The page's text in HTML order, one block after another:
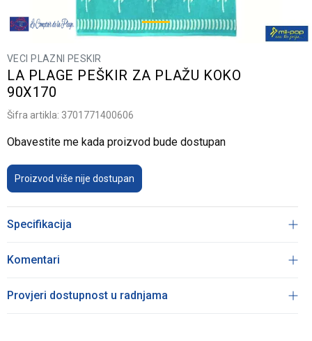
VECI PLAZNI PESKIR
LA PLAGE PEŠKIR ZA PLAŽU KOKO
90X170
Šifra artikla: 3701771400606
Obavestite me kada proizvod bude dostupan
Proizvod više nije dostupan
Specifikacija
Komentari
Provjeri dostupnost u radnjama